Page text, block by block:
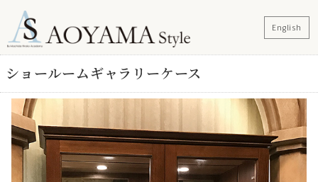
English
ショールームギャラリーケース